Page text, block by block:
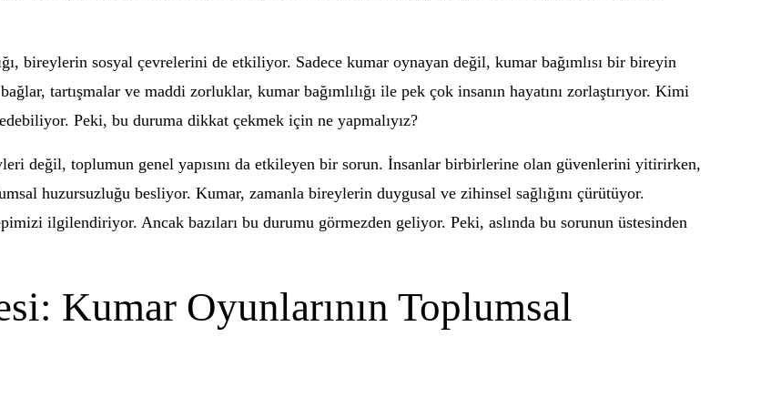
bireylerin sosyal çevrelerini de etkiliyor. Sadece kumar oynayan değil, kumar bağımlısı bir bireyin
tartışmalar ve maddi zorluklar, kumar bağımlılığı ile pek çok insanın hayatını zorlaştırıyor. Kimi
Peki, bu duruma dikkat çekmek için ne yapmalıyız?
değil, toplumun genel yapısını da etkileyen bir sorun. İnsanlar birbirlerine olan güvenlerini yitirirken,
huzursuzluğu besliyor. Kumar, zamanla bireylerin duygusal ve zihinsel sağlığını çürütüyor.
ilgilendiriyor. Ancak bazıları bu durumu görmezden geliyor. Peki, aslında bu sorunun üstesinden
Kumar Oyunlarının Toplumsal